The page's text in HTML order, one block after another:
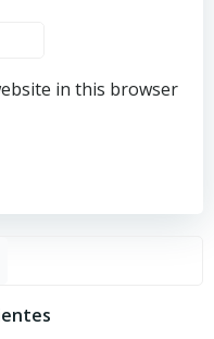
in this browser